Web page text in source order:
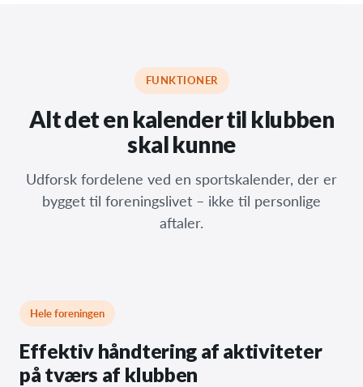
FUNKTIONER
Alt det en kalender til klubben
skal kunne
Udforsk fordelene ved en sportskalender, der er
bygget til foreningslivet – ikke til personlige
aftaler.
Hele foreningen
Effektiv håndtering af aktiviteter
på tværs af klubben